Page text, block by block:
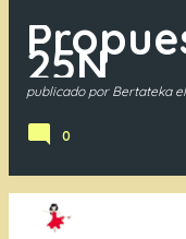
25N
publicado por Bertateka el
0